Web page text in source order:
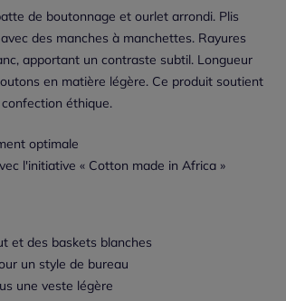
de boutonnage et ourlet arrondi. Plis
des manches à manchettes. Rayures
apportant un contraste subtil. Longueur
en matière légère. Ce produit soutient
éthique.
optimale
l'initiative « Cotton made in Africa »
et des baskets blanches
un style de bureau
une veste légère